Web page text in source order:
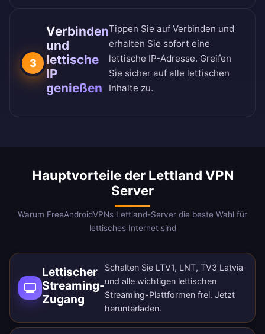
3
Verbinden
und
lettische
IP
genießen
Tippen Sie auf Verbinden und
erhalten Sie sofort eine
lettische IP-Adresse. Greifen
Sie sicher auf alle lettischen
Inhalte zu.
Hauptvorteile der Lettland VPN
Server
Warum FreeAndroidVPNs Lettland-Server die beste Wahl für
lettisches Internet sind
Lettischer
Streaming-
Zugang
Schalten Sie LTV1, LNT, TV3 Latvia
und alle wichtigen lettischen
Streaming-Plattformen frei. Jetzt
herunterladen.